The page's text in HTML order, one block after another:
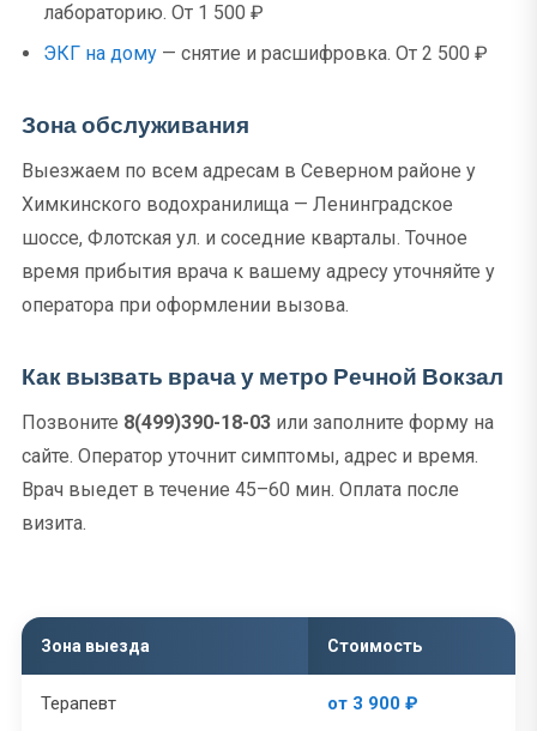
лабораторию. От 1 500 ₽
ЭКГ на дому — снятие и расшифровка. От 2 500 ₽
Зона обслуживания
Выезжаем по всем адресам в Северном районе у
Химкинского водохранилища — Ленинградское
шоссе, Флотская ул. и соседние кварталы. Точное
время прибытия врача к вашему адресу уточняйте у
оператора при оформлении вызова.
Как вызвать врача у метро Речной Вокзал
Позвоните 8(499)390-18-03 или заполните форму на
сайте. Оператор уточнит симптомы, адрес и время.
Врач выедет в течение 45–60 мин. Оплата после
визита.
Зона выезда Стоимость
Терапевт от 3 900 ₽